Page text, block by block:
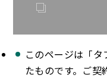
このページは「
たものです。ご